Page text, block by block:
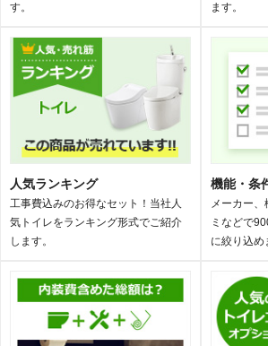
す。
ます。
人気ランキング
工事費込みのお得なセット！当社人
気トイレをランキング形式でご紹介
します。
機能・条
メーカー
ミなどで
に絞り込め